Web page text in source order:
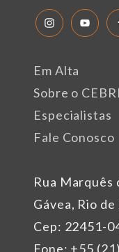
Rua Marquês
Gávea, Rio
Cep: 22451-
Fone: +55
Em Alta
Sobre o CEBRI
Especialistas
Fale Conosco